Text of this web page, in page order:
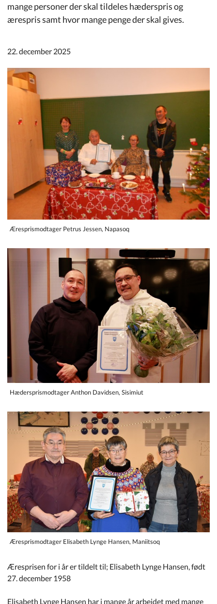
mange personer der skal tildeles hæderspris og
ærespris samt hvor mange penge der skal gives.
22. december 2025
Æresprismodtager Petrus Jessen, Napasoq
Hædersprismodtager Anthon Davidsen, Sisimiut
Æresprismodtager Elisabeth Lynge Hansen, Maniitsoq
Æresprisen for i år er tildelt til; Elisabeth Lynge Hansen, født
27. december 1958
Elisabeth Lynge Hansen har i mange år arbejdet med mange